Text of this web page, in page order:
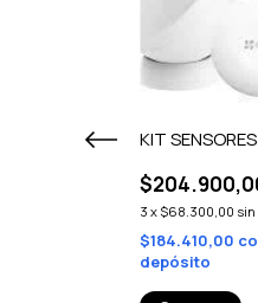
KIT
3 x $68.300,00
$184.410,00
depósito